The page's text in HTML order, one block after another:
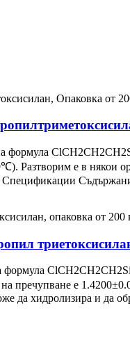
Разтворим е в някои
Спецификации
пречупване е
да хидролизира и да